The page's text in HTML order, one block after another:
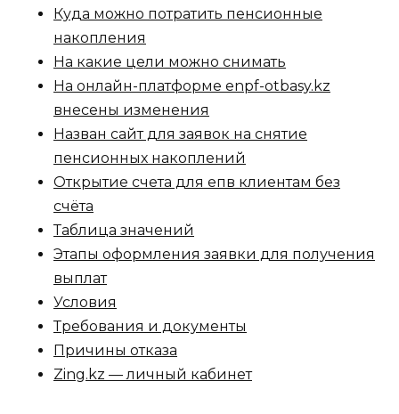
Куда можно потратить пенсионные
накопления
На какие цели можно снимать
На онлайн-платформе enpf-otbasy.kz
внесены изменения
Назван сайт для заявок на снятие
пенсионных накоплений
Открытие счета для епв клиентам без
счёта
Таблица значений
Этапы оформления заявки для получения
выплат
Условия
Требования и документы
Причины отказа
Zing.kz — личный кабинет